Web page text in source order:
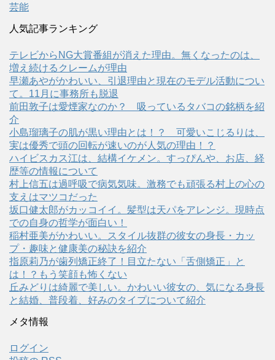
芸能
人気記事ランキング
テレビからNG大賞番組が消えた理由。無くなったのは、
増え続けるクレームが理由
早瀬あやがかわいい、引退理由と現在のモデル活動につい
て。11月に事務所も脱退
前田敦子は愛煙家なのか？ 吸っているタバコの銘柄を紹
介
小島瑠璃子の肌が黒い理由とは！？ 可愛いこじるりは、
実は優秀で頭の回転が速いのが人気の理由！？
ハイビスカス江は、結構イケメン。すっぴんや、お店、経
歴等の情報について
村上信五は過呼吸で病気気味。激務でも頑張る村上の心の
支えはマツコだった
坂口健太郎がカッコイイ。髪型は天パをアレンジ。現時点
での自身の哲学が面白い！
稲村亜美がかわいい。スタイル抜群の彼女の身長・カッ
プ・趣味と健康美の秘訣を紹介
指原莉乃が歯列矯正終了！目立たない「舌側矯正」と
は！？もう笑顔も怖くない
丘みどりは綺麗で美しい。かわいい彼女の、気になる身長
と結婚、普段着、好みのタイプについて紹介
メタ情報
ログイン